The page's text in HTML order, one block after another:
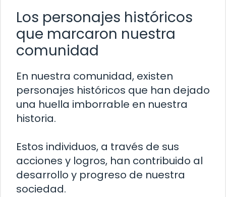
Los personajes históricos
que marcaron nuestra
comunidad
En nuestra comunidad, existen
personajes históricos que han dejado
una huella imborrable en nuestra
historia.
Estos individuos, a través de sus
acciones y logros, han contribuido al
desarrollo y progreso de nuestra
sociedad.